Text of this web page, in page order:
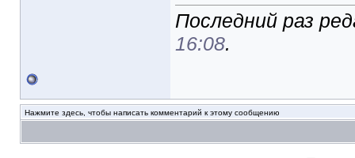
Последний раз
16:08.
Нажмите здесь, чтобы написать комментарий к этому сообщению